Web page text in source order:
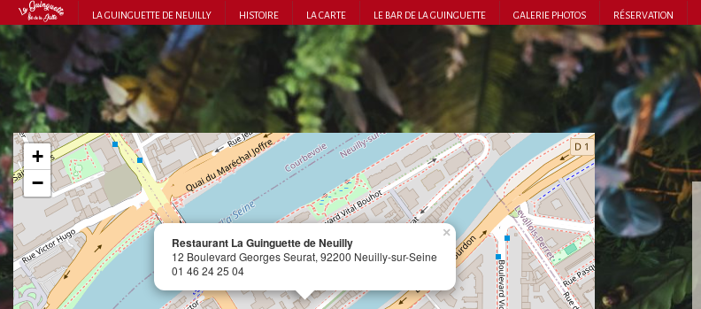
LA GUINGUETTE DE NEUILLY HISTOIRE LA CARTE LE BAR DE LA GUINGUETTE GALERIE PHOTOS RÉSERVATION
Restaurant La Guinguette de Neuilly
12 Boulevard Georges Seurat, 92200 Neuilly-sur-Seine
01 46 24 25 04
×
+
−